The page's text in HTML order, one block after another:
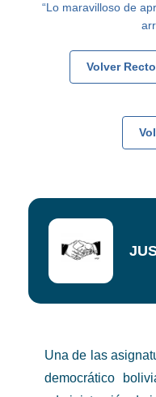
“Lo maravilloso de
Volver
Una de las
democrático